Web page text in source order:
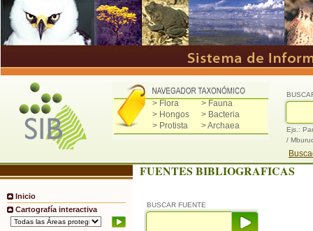
> Flora
> Fauna
> Hongos
> Bacteria
> Protista
> Archaea
Ejs.:
/
Inicio
Cartografía interactiva
FUENTES BIBLIOGRAFICAS
BUSCAR FUENTE